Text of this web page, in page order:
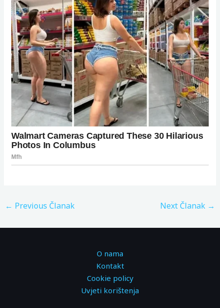
← Previous Članak Next Članak →
O nama
Kontakt
Cookie policy
Uvjeti korištenja